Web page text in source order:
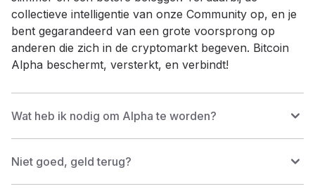
collectieve intelligentie van onze Community op, en je
bent gegarandeerd van een grote voorsprong op
anderen die zich in de cryptomarkt begeven. Bitcoin
Alpha beschermt, versterkt, en verbindt!
Wat heb ik nodig om Alpha te worden?
Niet goed, geld terug?